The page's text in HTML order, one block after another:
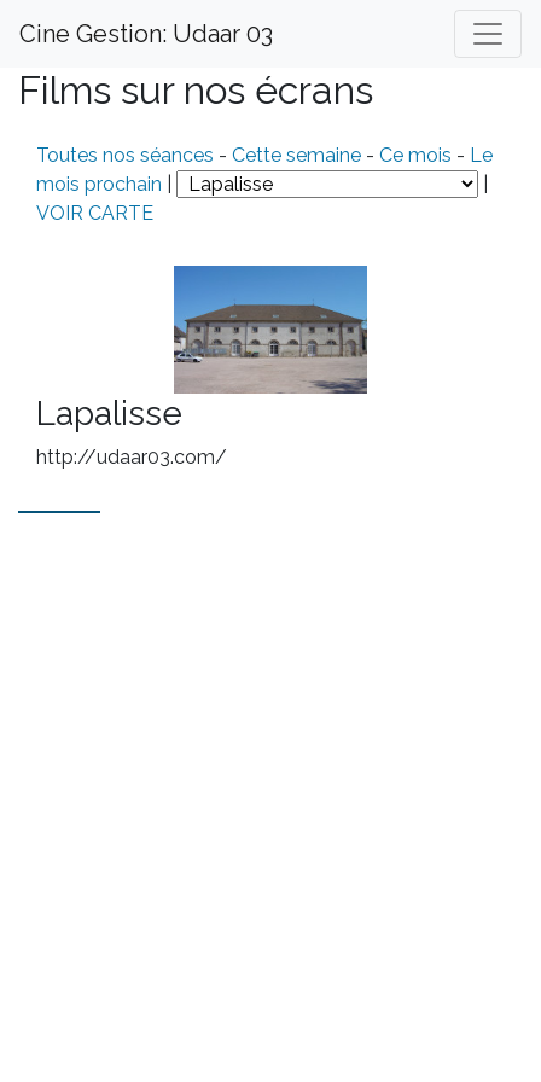
Cine Gestion: Udaar 03
Films sur nos écrans
Toutes nos séances - Cette semaine - Ce mois - Le
mois prochain
VOIR CARTE
Lapalisse
http://udaar03.com/